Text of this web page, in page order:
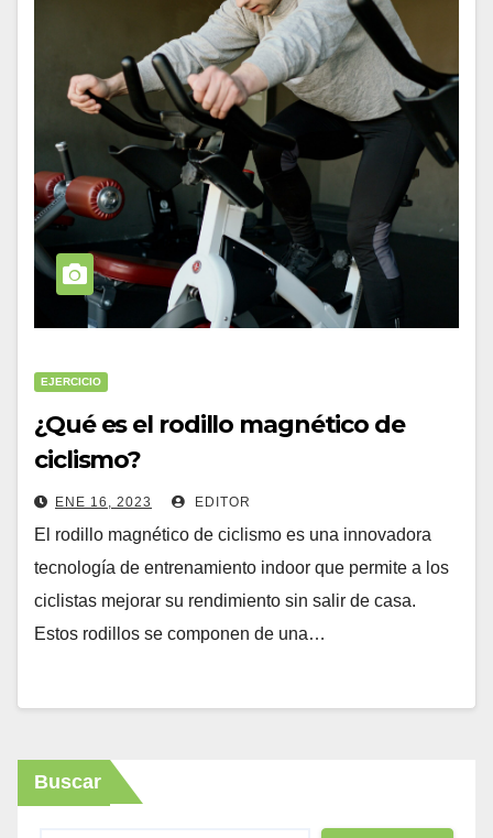
EJERCICIO
¿Qué es el rodillo magnético de
ciclismo?
ENE 16, 2023 EDITOR
El rodillo magnético de ciclismo es una innovadora
tecnología de entrenamiento indoor que permite a los
ciclistas mejorar su rendimiento sin salir de casa.
Estos rodillos se componen de una…
Buscar